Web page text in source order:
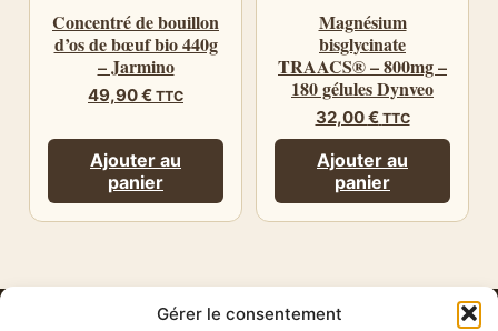
Gérer le consentement
Concentré de bouillon
d’os de bœuf bio 440g
– Jarmino
49,90€ TTC
Ajouter au
panier
Magnésium
bisglycinate
TRAACS® – 800mg –
180 gélules Dynveo
32,00€ TTC
Ajouter au
panier